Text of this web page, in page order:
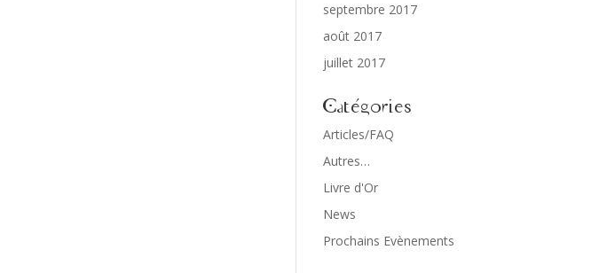
septembre 2017
août 2017
juillet 2017
Catégories
Articles/FAQ
Autres…
Livre d'Or
News
Prochains Evènements